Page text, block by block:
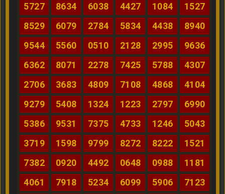
5727
8634 6038 4427 1084
1527
8529
6079 2784 5834 4438
8940
9544
5560 0510 2128 2995
9636
6362
8071 2278 7425 5788
4307
2706
3683 4809 7108 4868
4104
9279
5408 1324 1223 2797
6990
5386
9531 7375 4733 1246
5043
3719
1598 9799 8272 8222
1521
7382
0920 4492 0648 0988
1181
4061
7918 5234 6099 5906
7123